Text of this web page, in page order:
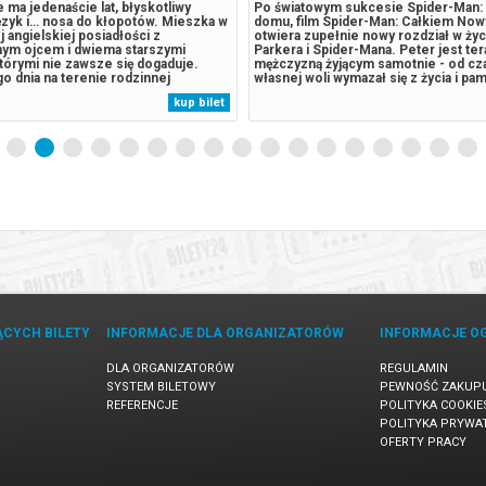
dwoje spragnionych uczuć
wpadają na siebie w Nowym Jorku,
nocy w roku, kiedy single
na całkowitą swobodę. Owen i
romantyczka Allie mogą być
w mieście, którzy szukają
niż przelotnej przygody. Kiedy się
nimi natychmiast pojawia się iskra,
i nieoczekiwanych zwrotów...
kup bilet
Po światowym sukcesie Spider-
domu, film Spider-Man: Całkiem
otwiera zupełnie nowy rozdział w
Parkera i Spider-Mana. Peter jest
mężczyzną żyjącym samotnie - od
własnej woli wymazał się z życia i
których kochał. Walcząc z
Nowym Jorku, który nie zna już jego
pełni poświęcił się ochronie
BILETY INFORMACJE DLA ORGANIZATORÓW
DLA ORGANIZATORÓW
SYSTEM BILETOWY
REFERENCJE
INFORMACJE
REGULAMIN
PEWNOŚĆ
POLITYKA
POLITYKA
OFERTY PRACY